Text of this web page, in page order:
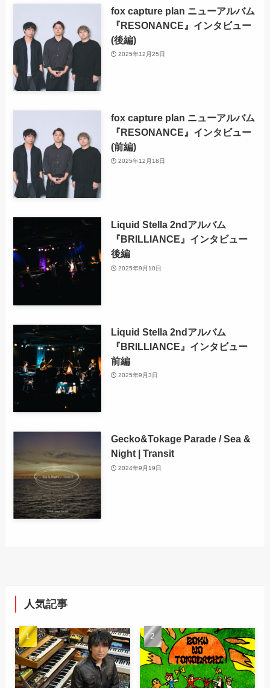
fox capture plan ニューアルバム
『RESONANCE』インタビュー
(後編)
2025年12月25日
fox capture plan ニューアルバム
『RESONANCE』インタビュー
(前編)
2025年12月18日
Liquid Stella 2ndアルバム
『BRILLIANCE』インタビュー
後編
2025年9月10日
Liquid Stella 2ndアルバム
『BRILLIANCE』インタビュー
前編
2025年9月3日
Gecko&Tokage Parade / Sea &
Night | Transit
2024年9月19日
人気記事